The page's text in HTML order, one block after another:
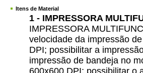
Itens de Material
1 - IMPRESSORA
IMPRESSORA
velocidade da impressão
DPI; possibilitar a
impressão de bandeja no
600x600 DPI; possibilitar o